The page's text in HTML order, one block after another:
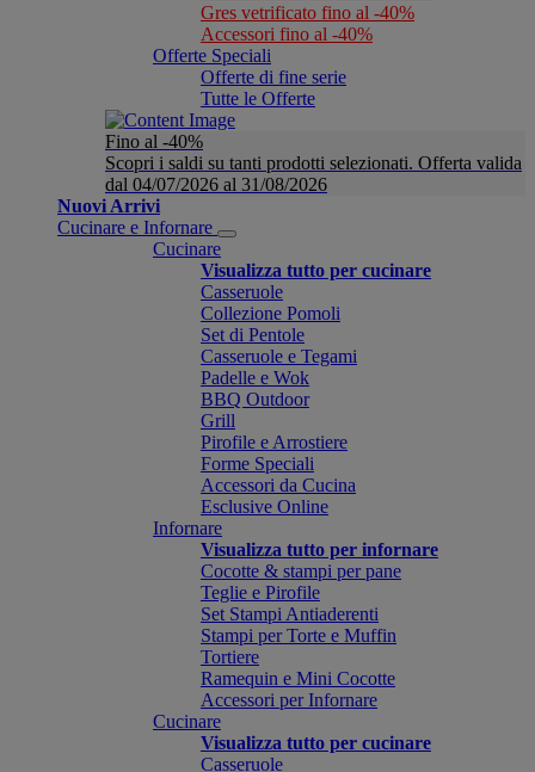
Gres vetrificato fino al -40%
Accessori fino al -40%
Offerte Speciali
Offerte di fine serie
Tutte le Offerte
Fino al -40%
Scopri i saldi su tanti prodotti selezionati. Offerta valida
dal 04/07/2026 al 31/08/2026
Nuovi Arrivi
Cucinare e Infornare
Cucinare
Visualizza tutto per cucinare
Casseruole
Collezione Pomoli
Set di Pentole
Casseruole e Tegami
Padelle e Wok
BBQ Outdoor
Grill
Pirofile e Arrostiere
Forme Speciali
Accessori da Cucina
Esclusive Online
Infornare
Visualizza tutto per infornare
Cocotte & stampi per pane
Teglie e Pirofile
Set Stampi Antiaderenti
Stampi per Torte e Muffin
Tortiere
Ramequin e Mini Cocotte
Accessori per Infornare
Cucinare
Visualizza tutto per cucinare
Casseruole